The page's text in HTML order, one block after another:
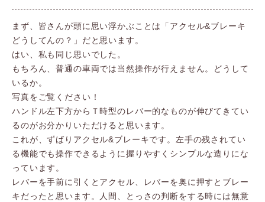
まず、皆さんが頭に思い浮かぶことは「アクセル&ブレーキ
どうしてんの？」だと思います。
はい、私も同じ思いでした。
もちろん、普通の車両では当然操作が行えません。どうして
いるか。
写真をご覧ください！
ハンドル左下方からＴ時型のレバー的なものが伸びてきてい
るのがお分かりいただけると思います。
これが、ずばりアクセル&ブレーキです。左手の残されてい
る機能でも操作できるように握りやすくシンプルな造りにな
っています。
レバーを手前に引くとアクセル、レバーを奥に押すとブレー
キだったと思います。人間、とっさの判断をする時には無意